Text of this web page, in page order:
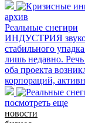
архив
Реальные снегири
ИНДУСТРИЯ
стабильного
лишь недавно.
оба проекта
корпораций,
посмотреть еще
новости